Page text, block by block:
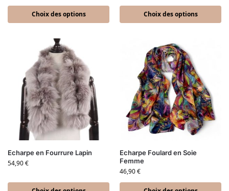
Choix des options Choix des options
Echarpe en Fourrure Lapin
54,90€
Echarpe Foulard en Soie
Femme
46,90€